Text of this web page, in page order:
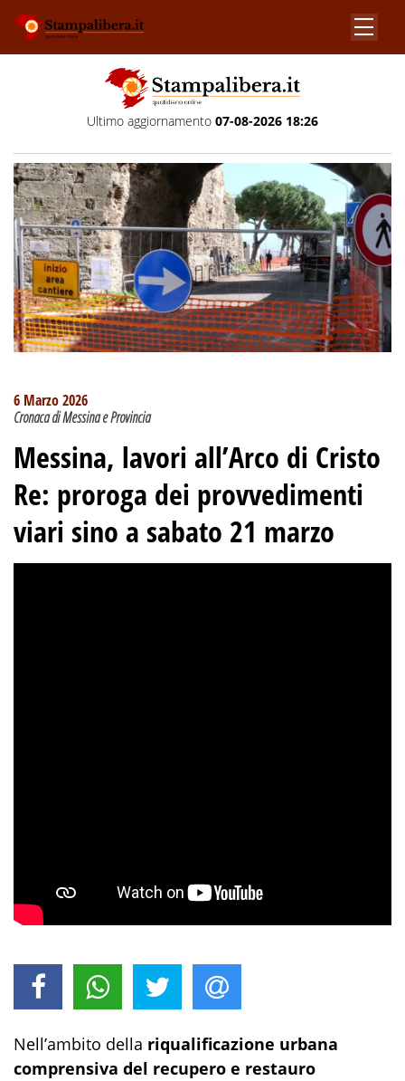
Ultimo aggiornamento 07-08-2026 18:26
6 Marzo 2026
Cronaca di Messina e Provincia
Messina, lavori all’Arco di Cristo
Re: proroga dei provvedimenti
viari sino a sabato 21 marzo
Nell’ambito della riqualificazione urbana
comprensiva del recupero e restauro